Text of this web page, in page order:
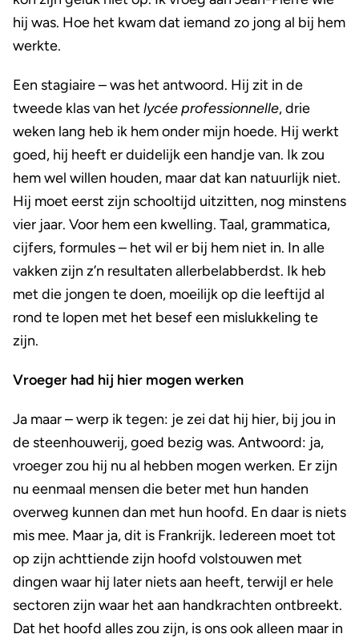
hij was. Hoe het kwam dat iemand zo jong al bij hem
werkte.
Een stagiaire – was het antwoord. Hij zit in de
tweede klas van het lycée professionnelle, drie
weken lang heb ik hem onder mijn hoede. Hij werkt
goed, hij heeft er duidelijk een handje van. Ik zou
hem wel willen houden, maar dat kan natuurlijk niet.
Hij moet eerst zijn schooltijd uitzitten, nog minstens
vier jaar. Voor hem een kwelling. Taal, grammatica,
cijfers, formules – het wil er bij hem niet in. In alle
vakken zijn z’n resultaten allerbelabberdst. Ik heb
met die jongen te doen, moeilijk op die leeftijd al
rond te lopen met het besef een mislukkeling te
zijn.
Vroeger had hij hier mogen werken
Ja maar – werp ik tegen: je zei dat hij hier, bij jou in
de steenhouwerij, goed bezig was. Antwoord: ja,
vroeger zou hij nu al hebben mogen werken. Er zijn
nu eenmaal mensen die beter met hun handen
overweg kunnen dan met hun hoofd. En daar is niets
mis mee. Maar ja, dit is Frankrijk. Iedereen moet tot
op zijn achttiende zijn hoofd volstouwen met
dingen waar hij later niets aan heeft, terwijl er hele
sectoren zijn waar het aan handkrachten ontbreekt.
Dat het hoofd alles zou zijn, is ons ook alleen maar in